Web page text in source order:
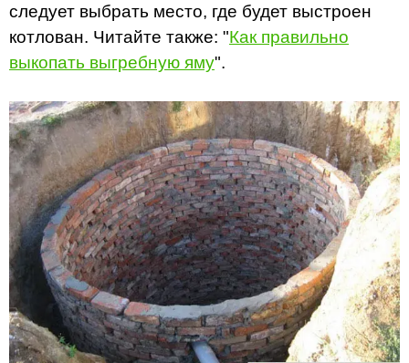
следует выбрать место, где будет выстроен
котлован. Читайте также: "Как правильно
выкопать выгребную яму".